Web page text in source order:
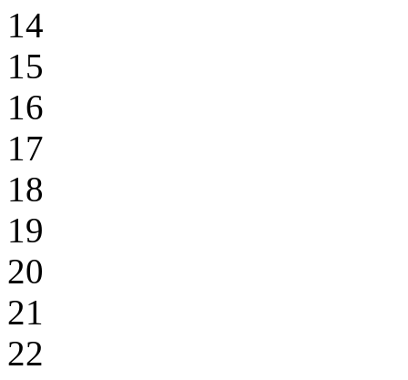
14
15
16
17
18
19
20
21
22